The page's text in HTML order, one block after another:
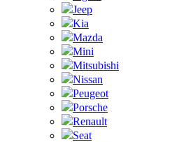
Jeep
Kia
Mazda
Mini
Mitsubishi
Nissan
Peugeot
Porsche
Renault
Seat